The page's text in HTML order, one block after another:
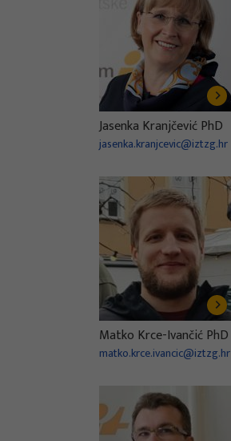
Jasenka Kranjčević PhD
jasenka.kranjcevic@iztzg.hr
Matko Krce-Ivančić PhD
matko.krce.ivancic@iztzg.hr